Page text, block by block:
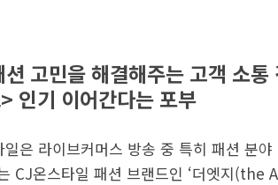
션 고민을 해결해주는 고객 소
인기 이어간다는 포부
일은 라이브커머스 방송 중 특히 패션 분
CJ온스타일 패션 브랜드인 ‘더엣지(the